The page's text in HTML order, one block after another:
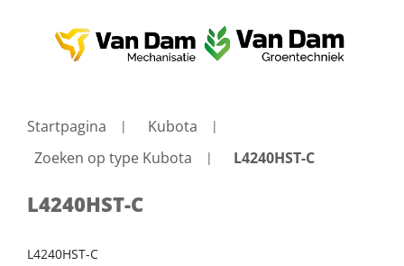
Startpagina
Kubota
Zoeken op type Kubota
L4240HST-C
L4240HST-C
L4240HST-C